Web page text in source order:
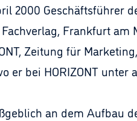
2000 Geschäftsführer
Frankfurt
Zeitung für
er bei HORIZONT
an dem Aufbau